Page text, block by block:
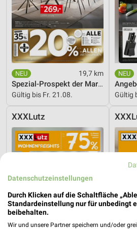
19,7 km
Spezial-Prospekt der Marken
Gültig bis Fr. 21.08. Gültig
XXXLutz
Datenschutzeinstellungen
Durch Klicken auf die Schaltfläche
Standardeinstellung nur für unbedingt
beibehalten.
Wir und unsere Partner speichern und/oder